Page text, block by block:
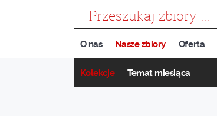
O nas Nasze zbiory
Kolekcje Temat miesiąca
Oferta